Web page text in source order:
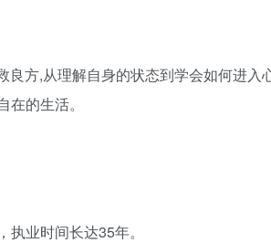
方,从理解自身的状态到学会如何进入
的生活。
业时间长达35年。